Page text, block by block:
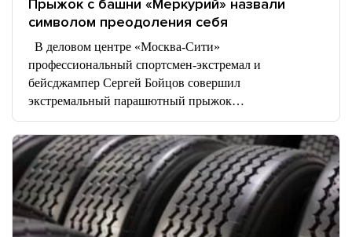
Прыжок с башни «Меркурий» назвали
символом преодоления себя
В деловом центре «Москва-Сити»
профессиональный спортсмен-экстремал и
бейсджампер Сергей Бойцов совершил
экстремальный парашютный прыжок…